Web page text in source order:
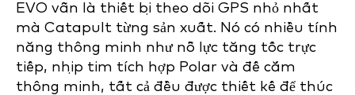
EVO vẫn là thiết bị theo dõi GPS nhỏ nhất
mà Catapult từng sản xuất. Nó có nhiều tính
năng thông minh như nỗ lực tăng tốc trực
tiếp, nhịp tim tích hợp Polar và đế cắm
thông minh, tất cả đều được thiết kế để thúc